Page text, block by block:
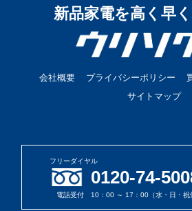
新品家電を高く早
会社概要 プライバシーポリシー
サイトマップ
フリーダイヤル
0120-74-
電話受付 10：00 ～ 17：00（水・日・祝